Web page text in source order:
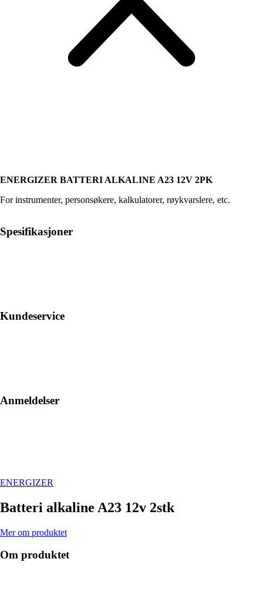
ENERGIZER BATTERI ALKALINE A23 12V 2PK
For instrumenter, personsøkere, kalkulatorer, røykvarslere, etc.
Spesifikasjoner
Kundeservice
Anmeldelser
ENERGIZER
Batteri alkaline A23 12v 2stk
Mer om produktet
Om produktet